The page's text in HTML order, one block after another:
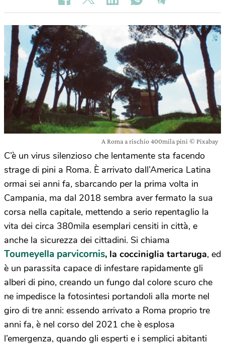
A Roma a rischio 400mila pini © Pixabay
C’è un virus silenzioso che lentamente sta facendo
strage di pini a Roma. È arrivato dall’America Latina
ormai sei anni fa, sbarcando per la prima volta in
Campania, ma dal 2018 sembra aver fermato la sua
corsa nella capitale, mettendo a serio repentaglio la
vita dei circa 380mila esemplari censiti in città, e
anche la sicurezza dei cittadini. Si chiama
Toumeyella parvicornis, la cocciniglia tartaruga, ed
è un parassita capace di infestare rapidamente gli
alberi di pino, creando un fungo dal colore scuro che
ne impedisce la fotosintesi portandoli alla morte nel
giro di tre anni: essendo arrivato a Roma proprio tre
anni fa, è nel corso del 2021 che è esplosa
l’emergenza, quando gli esperti e i semplici abitanti